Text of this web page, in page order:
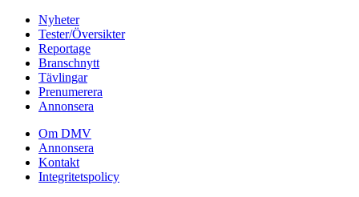
Nyheter
Tester/Översikter
Reportage
Branschnytt
Tävlingar
Prenumerera
Annonsera
Om DMV
Annonsera
Kontakt
Integritetspolicy